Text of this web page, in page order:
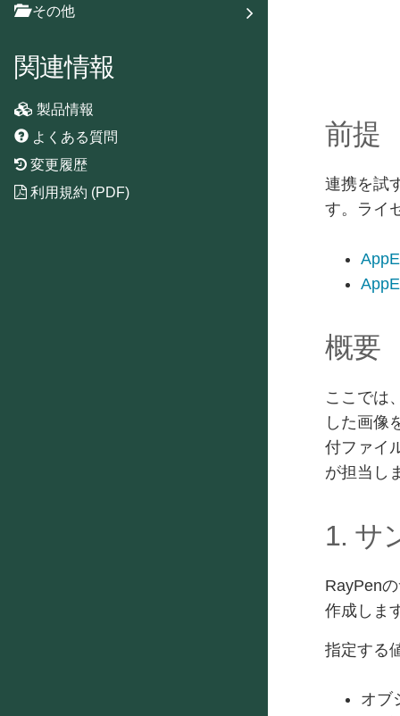
その他
関連情報
製品情報
よくある質問
変更履歴
利用規約 (PDF)
前提
連携を試
す。ライ
概要
ここでは
した画像
付ファイ
が担当し
1. サ
RayPen
作成しま
指定する
オブ